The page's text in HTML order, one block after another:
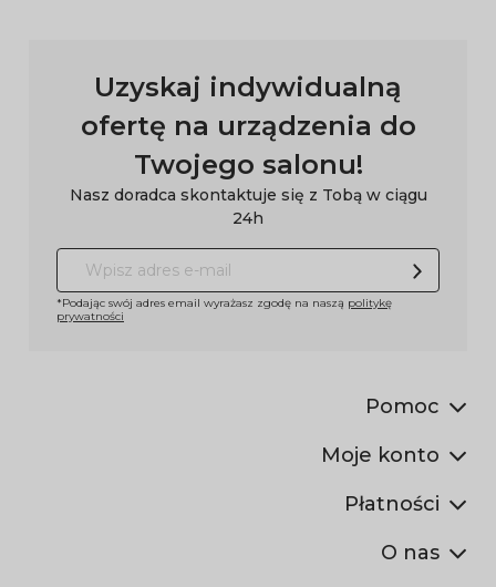
Uzyskaj indywidualną
ofertę na urządzenia do
Twojego salonu!
Nasz doradca skontaktuje się z Tobą w ciągu
24h
*Podając swój adres email wyrażasz zgodę na naszą politykę
prywatności
Pomoc
Moje konto
Płatności
O nas